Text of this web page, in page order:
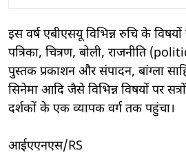
इस वर्ष एबीएसयू विभिन्न रुचि के
पत्रिका, चित्रण, बोली, राजनीति
पुस्तक प्रकाशन और संपादन, बांग्ला
सिनेमा आदि जैसे विभिन्न विषयों पर
दर्शकों के एक व्यापक वर्ग तक पहुंचा।
आईएएनएस/RS